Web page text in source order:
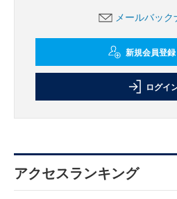
メールバック
新規会員登録
ログイ
アクセスランキング